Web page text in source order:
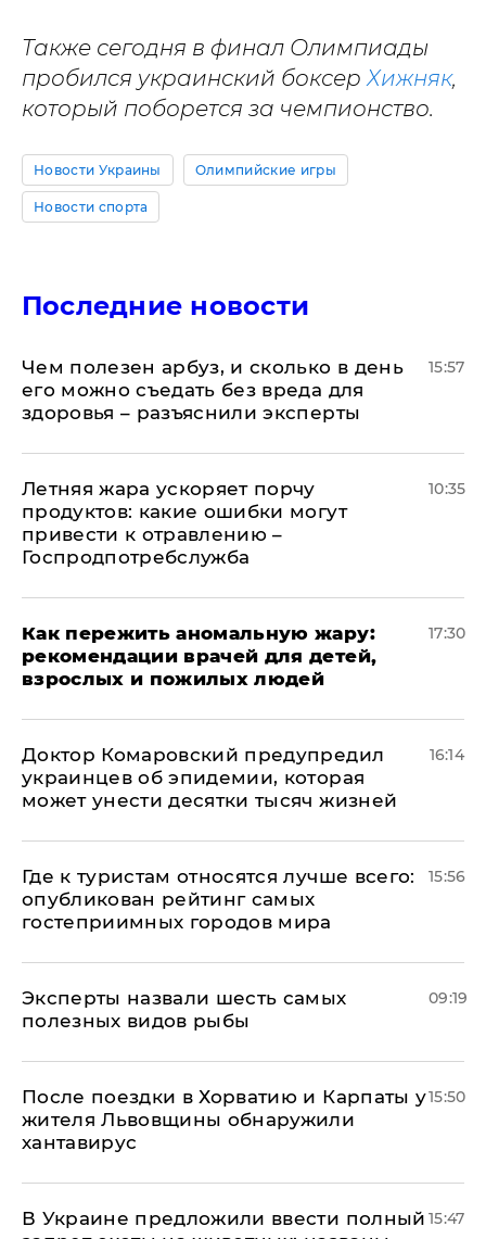
Также сегодня в финал Олимпиады
пробился украинский боксерХижняк,
который поборется за чемпионство.
Новости Украины Олимпийские игры
Новости спорта
Последние новости
Чем полезен арбуз, и сколько в день
его можно съедать без вреда для
здоровья – разъяснили эксперты
15:57
Летняя жара ускоряет порчу
продуктов: какие ошибки могут
привести к отравлению –
Госпродпотребслужба
10:35
Как пережить аномальную жару:
рекомендации врачей для детей,
взрослых и пожилых людей
17:30
Доктор Комаровский предупредил
украинцев об эпидемии, которая
может унести десятки тысяч жизней
16:14
Где к туристам относятся лучше всего:
опубликован рейтинг самых
гостеприимных городов мира
15:56
Эксперты назвали шесть самых
полезных видов рыбы
09:19
После поездки в Хорватию и Карпаты у
жителя Львовщины обнаружили
хантавирус
15:50
В Украине предложили ввести полный 15:47